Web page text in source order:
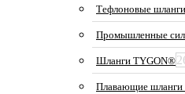
Тефлоновые
Промышленные
Шланги TYGON®
Плавающие шланги